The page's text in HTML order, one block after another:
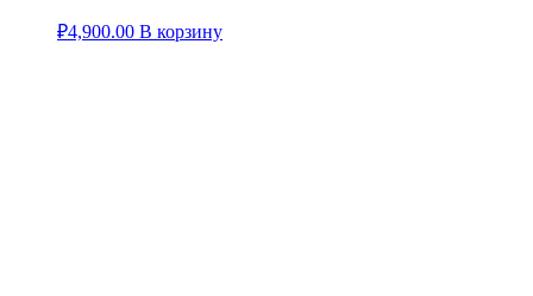
₽4,900.00 В корзину